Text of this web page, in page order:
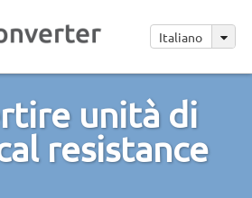
Italiano
unità di
resistance